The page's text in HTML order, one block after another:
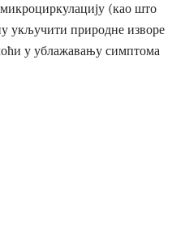
(као што
укључити природне изворе
у ублажавању симптома